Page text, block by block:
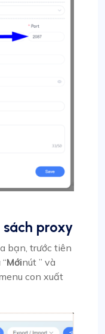
proxy
bạn, trước tiên
Mớinút ” và
con xuất